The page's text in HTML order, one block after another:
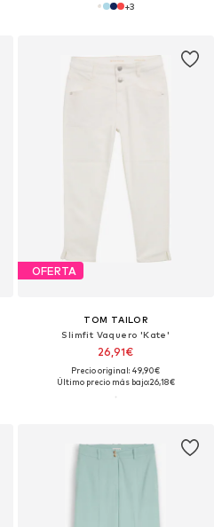
+3
OFERTA
TOM TAILOR
Slimfit Vaquero 'Kate'
26,91€
Precio original: 49,90€
Último precio más bajo:26,18€